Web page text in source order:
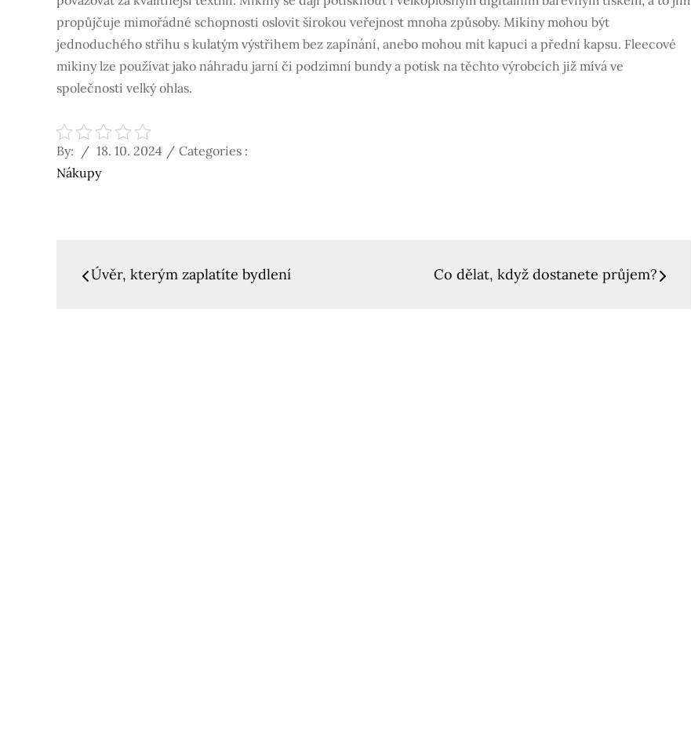
propůjčuje mimořádné schopnosti oslovit širokou veřejnost mnoha způsoby. Mikiny mohou být
jednoduchého střihu s kulatým výstřihem bez zapínání, anebo mohou mít kapuci a přední kapsu. Fleecové
mikiny lze používat jako náhradu jarní či podzimní bundy a potisk na těchto výrobcích již mívá ve
společnosti velký ohlas.
By:
Posted
on
18. 10. 2024
Categories
Categories :
Nákupy
Navigace
Úvěr, kterým zaplatíte bydlení Co dělat, když dostanete průjem?